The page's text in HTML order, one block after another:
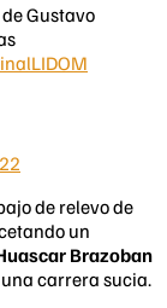
de Gustavo
de relevo de
un
Brazoban
carrera sucia.